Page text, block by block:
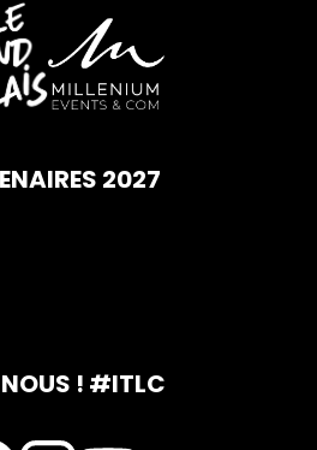
2027
! #ITLC